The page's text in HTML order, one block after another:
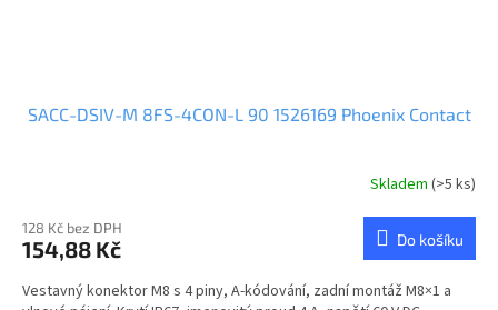
SACC-DSIV-M 8FS-4CON-L 90 1526169 Phoenix Contact
Skladem (>5 ks)
128 Kč bez DPH
154,88 Kč Do košíku
Vestavný konektor M8 s 4 piny, A-kódování, zadní montáž M8×1 a